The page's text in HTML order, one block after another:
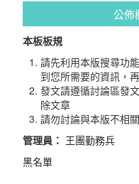
公佈
本板板規
請先利用本版搜尋功
到您所需要的資訊，
發文請遵循討論區發
除文章
請勿討論與本版不相
管理員： 王團勤務兵
黑名單